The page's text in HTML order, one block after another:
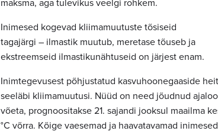
maksma, aga tulevikus veelgi rohkem.
Inimesed kogevad kliimamuutuste tõsiseid
tagajärgi – ilmastik muutub, meretase tõuseb ja
ekstreemseid ilmastikunähtuseid on järjest enam.
Inimtegevusest põhjustatud kasvuhoonegaaside
seeläbi kliimamuutusi. Nüüd on need jõudnud
võeta, prognoositakse 21. sajandi jooksul maailma
°C võrra. Kõige vaesemad ja haavatavamad